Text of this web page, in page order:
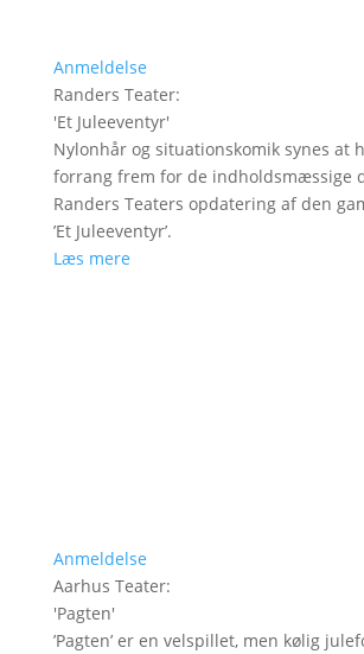
Anmeldelse
Randers Teater:
'Et Juleeventyr'
Nylonhår og situationskomik synes at
forrang frem for de indholdsmæssige
Randers Teaters opdatering af den
’Et Juleeventyr’.
Læs mere
Anmeldelse
Aarhus Teater:
'Pagten'
’Pagten’ er en velspillet, men kølig